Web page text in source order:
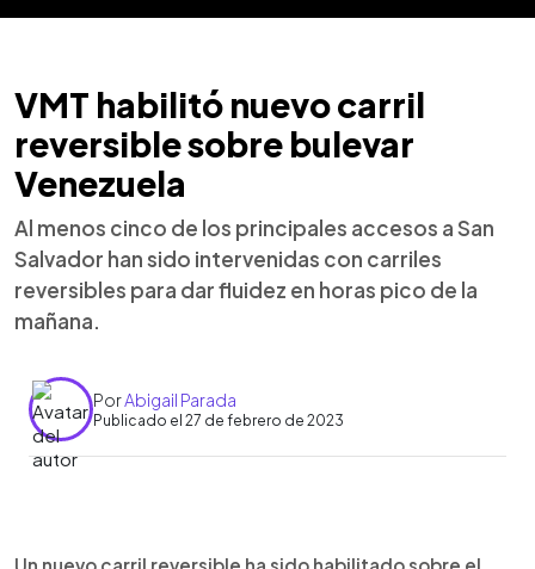
VMT habilitó nuevo carril
reversible sobre bulevar
Venezuela
Al menos cinco de los principales accesos a San
Salvador han sido intervenidas con carriles
reversibles para dar fluidez en horas pico de la
mañana.
PorAbigail Parada
Publicado el 27 de febrero de 2023
Escuchar artículo